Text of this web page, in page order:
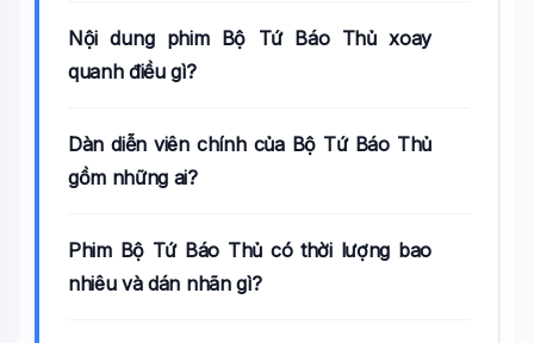
Nội dung phim Bộ Tứ Báo Thủ xoay
quanh điều gì?
Dàn diễn viên chính của Bộ Tứ Báo Thủ
gồm những ai?
Phim Bộ Tứ Báo Thủ có thời lượng bao
nhiêu và dán nhãn gì?